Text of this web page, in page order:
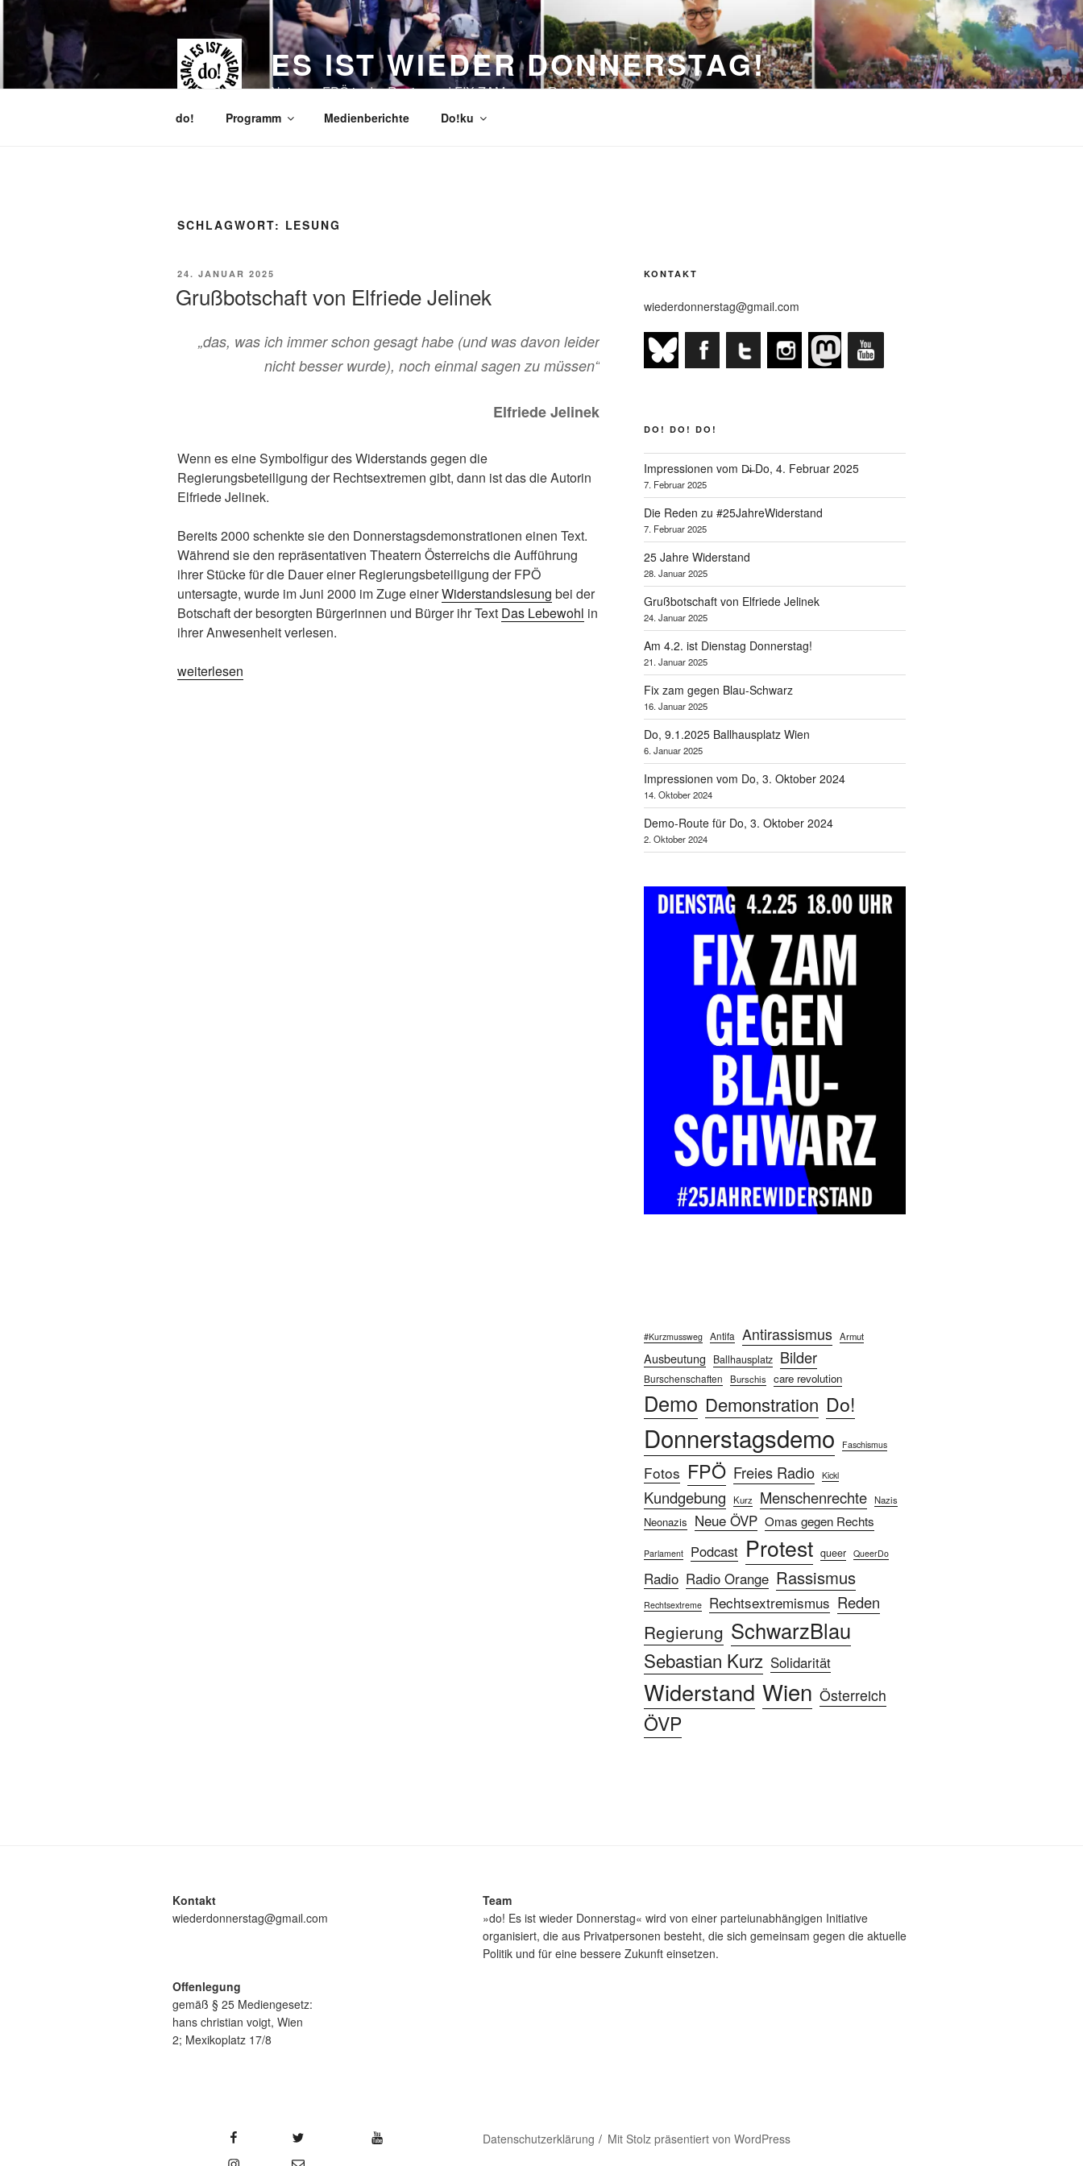
Zum
springen
ES IST WIEDER DONNERSTAG!
Nein zur FPÖ in der Regierung! FIX ZAM gegen Rechts!
do! Programm Medienberichte Do!ku
SCHLAGWORT: LESUNG
VERÖFFENTLICHT
24. JANUAR 2025
Grußbotschaft von Elfriede Jelinek
„das, was ich immer schon gesagt habe (und was davon leider
nicht besser wurde), noch einmal sagen zu müssen“
Elfriede Jelinek
Wenn es eine Symbolfigur des Widerstands gegen die
Regierungsbeteiligung der Rechtsextremen gibt, dann ist das die Autorin
Elfriede Jelinek.
Bereits 2000 schenkte sie den Donnerstagsdemonstrationen einen Text.
Während sie den repräsentativen Theatern Österreichs die Aufführung
ihrer Stücke für die Dauer einer Regierungsbeteiligung der FPÖ
untersagte, wurde im Juni 2000 im Zuge einerWiderstandslesung bei der
Botschaft der besorgten Bürgerinnen und Bürger ihr Text Das Lebewohl in
ihrer Anwesenheit verlesen.
„Grußbotschaft
weiterlesen
KONTAKT
wiederdonnerstag@gmail.com
DO! DO! DO!
Impressionen vom D̶i̶ Do, 4. Februar 2025
7. Februar 2025
Die Reden zu #25JahreWiderstand
7. Februar 2025
25 Jahre Widerstand
28. Januar 2025
Grußbotschaft von Elfriede Jelinek
24. Januar 2025
Am 4.2. ist Dienstag Donnerstag!
21. Januar 2025
Fix zam gegen Blau-Schwarz
16. Januar 2025
Do, 9.1.2025 Ballhausplatz Wien
6. Januar 2025
Impressionen vom Do, 3. Oktober 2024
14. Oktober 2024
Demo-Route für Do, 3. Oktober 2024
2. Oktober 2024
#Kurzmussweg Antifa Antirassismus Armut
Ausbeutung Ballhausplatz Bilder
Burschenschaften Burschis care revolution
Demo Demonstration Do!
Donnerstagsdemo Faschismus
Fotos FPÖ Freies Radio Kickl
Kundgebung Kurz Menschenrechte Nazis
Neonazis Neue ÖVP Omas gegen Rechts
Parlament Podcast Protest queer QueerDo
Radio Radio Orange Rassismus
Rechtsextreme Rechtsextremismus Reden
Regierung SchwarzBlau
Sebastian Kurz Solidarität
Widerstand Wien Österreich
ÖVP
Kontakt
wiederdonnerstag@gmail.com
Offenlegung
gemäß § 25 Mediengesetz:
hans christian voigt, Wien
2; Mexikoplatz 17/8
Team
»do! Es ist wieder Donnerstag« wird von einer parteiunabhängigen Initiative
organisiert, die aus Privatpersonen besteht, die sich gemeinsam gegen die aktuelle
Politik und für eine bessere Zukunft einsetzen.
E-Mail
Datenschutzerklärung Mit Stolz präsentiert von WordPress